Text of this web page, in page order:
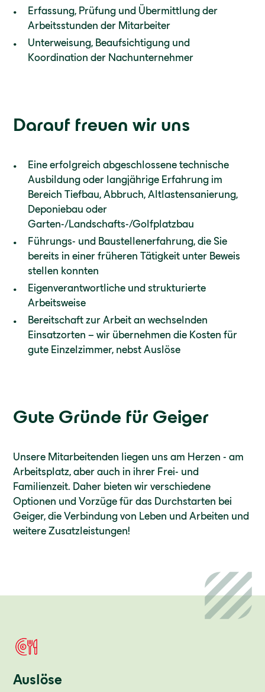
Erfassung, Prüfung und Übermittlung der
Arbeitsstunden der Mitarbeiter
Unterweisung, Beaufsichtigung und
Koordination der Nachunternehmer
Darauf freuen wir uns
Eine erfolgreich abgeschlossene technische
Ausbildung oder langjährige Erfahrung im
Bereich Tiefbau, Abbruch, Altlastensanierung,
Deponiebau oder
Garten-/Landschafts-/Golfplatzbau
Führungs- und Baustellenerfahrung, die Sie
bereits in einer früheren Tätigkeit unter Beweis
stellen konnten
Eigenverantwortliche und strukturierte
Arbeitsweise
Bereitschaft zur Arbeit an wechselnden
Einsatzorten – wir übernehmen die Kosten für
gute Einzelzimmer, nebst Auslöse
Gute Gründe für Geiger
Unsere Mitarbeitenden liegen uns am Herzen - am
Arbeitsplatz, aber auch in ihrer Frei- und
Familienzeit. Daher bieten wir verschiedene
Optionen und Vorzüge für das Durchstarten bei
Geiger, die Verbindung von Leben und Arbeiten und
weitere Zusatzleistungen!
Auslöse